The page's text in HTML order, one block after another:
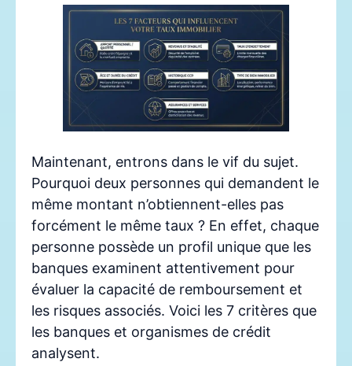
Maintenant, entrons dans le vif du sujet.
Pourquoi deux personnes qui demandent le
même montant n’obtiennent-elles pas
forcément le même taux ? En effet, chaque
personne possède un profil unique que les
banques examinent attentivement pour
évaluer la capacité de remboursement et
les risques associés. Voici les 7 critères que
les banques et organismes de crédit
analysent.